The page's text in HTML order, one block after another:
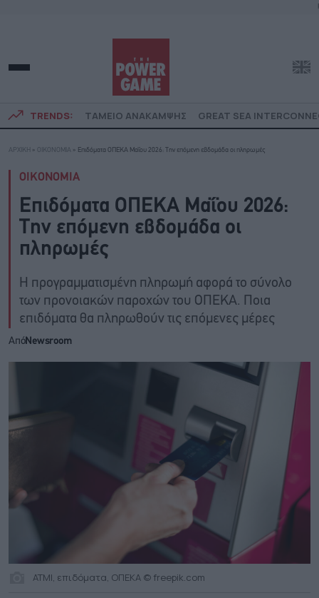
TRENDS: ΤΑΜΕΙΟ ΑΝΑΚΑΜΨΗΣ GREAT SEA
ΑΡΧΙΚΗ » ΟΙΚΟΝΟΜΙΑ » Επιδόματα ΟΠΕΚΑ Μαΐου 2026: Την επόμενη εβδομάδα οι πληρωμές
ΟΙΚΟΝΟΜΙΑ
Επιδόματα ΟΠΕΚΑ Μαΐου 2026:
Την επόμενη εβδομάδα οι
πληρωμές
Η προγραμματισμένη πληρωμή αφορά το σύνολο
των προνοιακών παροχών του ΟΠΕΚΑ. Ποια
επιδόματα θα πληρωθούν τις επόμενες μέρες
ΑπόNewsroom
ATM|, επιδόματα, ΟΠΕΚΑ © freepik.com